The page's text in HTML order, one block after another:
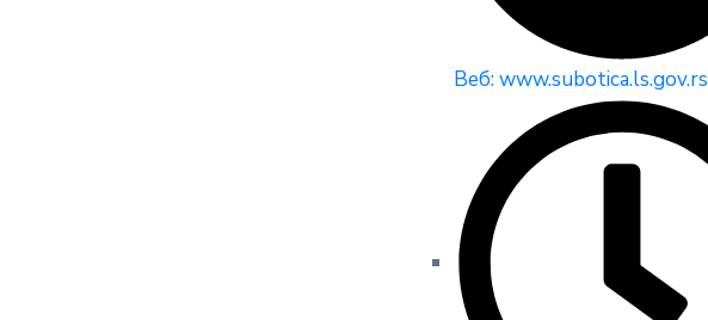
Веб: www.subotica.ls.gov.rs